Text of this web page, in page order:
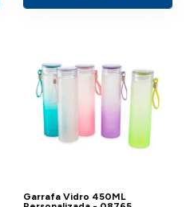
Garrafa Vidro 450ML